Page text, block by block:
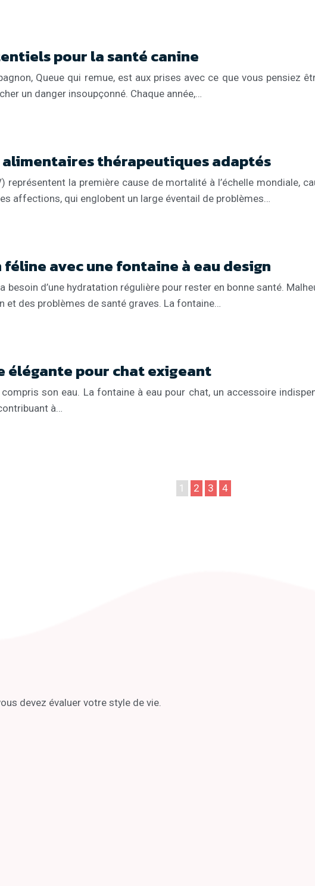
pour la santé canine
Queue qui remue, est aux prises avec ce que vous pensiez
un danger insoupçonné. Chaque année,…
thérapeutiques adaptés
représentent la première cause de mortalité à l’échelle mondiale,
affections, qui englobent un large éventail de problèmes…
avec une fontaine à eau design
d’une hydratation régulière pour rester en bonne santé.
et des problèmes de santé graves. La fontaine…
élégante pour chat exigeant
son eau. La fontaine à eau pour chat, un accessoire
à…
1 2 3 4
devez évaluer votre style de vie.